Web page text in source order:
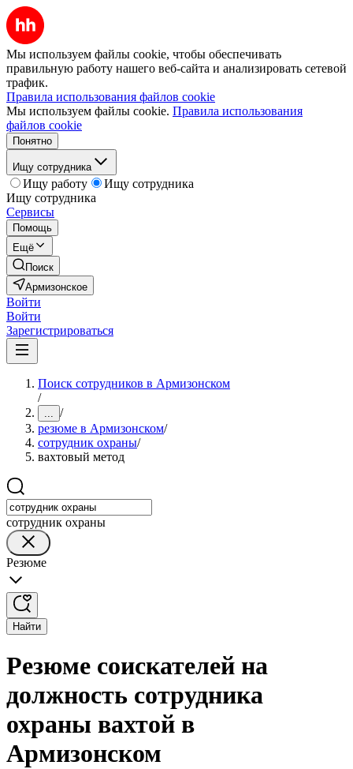
Мы используем файлы cookie, чтобы обеспечивать
правильную работу нашего веб-сайта и анализировать сетевой
трафик.
Правила использования файлов cookie
Мы используем файлы cookie. Правила использования
файлов cookie
Понятно
Ищу сотрудника
Ищу работу
Ищу сотрудника
Ищу сотрудника
Сервисы
Помощь
Ещё
Поиск
Армизонское
Войти
Войти
Зарегистрироваться
Поиск сотрудников в Армизонском
/
... /
резюме в Армизонском/
сотрудник охраны/
вахтовый метод
сотрудник охраны
Резюме
Найти
Резюме соискателей на
должность сотрудника
охраны вахтой в
Армизонском